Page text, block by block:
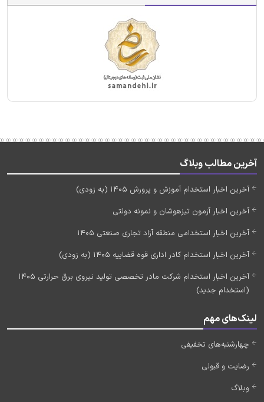
آخرین مطالب وبلاگ
آخرین اخبار استخدام آموزش و پرورش 1405 (به زودی)
آخرین اخبار آزمون تیزهوشان و نمونه دولتی
آخرین اخبار استخدامی منطقه آزاد تجاری صنعتی 1405
آخرین اخبار استخدام کادر اداری قوه قضاییه 1405 (به زودی)
آخرین اخبار استخدام شرکت مادر تخصصی تولید نیروی برق حرارتی 1405
(استخدام جدید)
لینک‌های مهم
چهارشنبه‌های تخفیفی
رضایت و قبولی
وبلاگ